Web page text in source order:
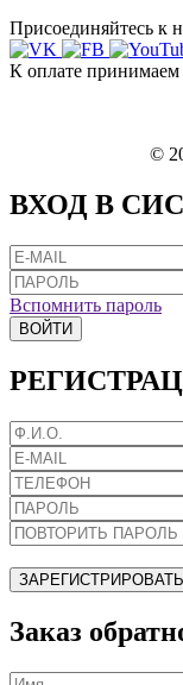
Присоединяйтесь к
К оплате принимаем
©
ВХОД В
Вспомнить пароль
ВОЙТИ
Заказ